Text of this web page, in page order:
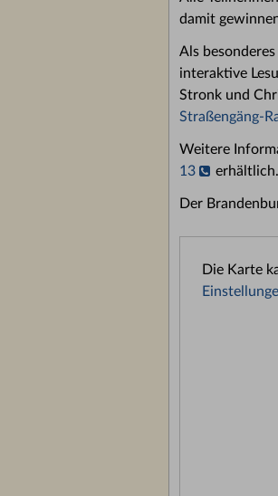
damit
Als
interaktive
Stronk und
Straßengäng-
Weitere
13
erhältlich.
Der
Die Karte